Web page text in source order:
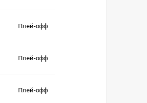
Плей-офф
Плей-офф
Плей-офф